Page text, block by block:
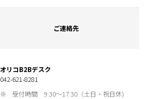
ご連絡先
オリコB2Bデスク
042-621-8281
※
受付時間 9:30～17:30（土日・祝日休)